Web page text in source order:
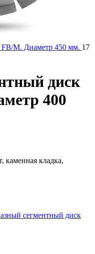
M. Диаметр 450 мм. 17
диск
400
каменная кладка,
сегментный диск